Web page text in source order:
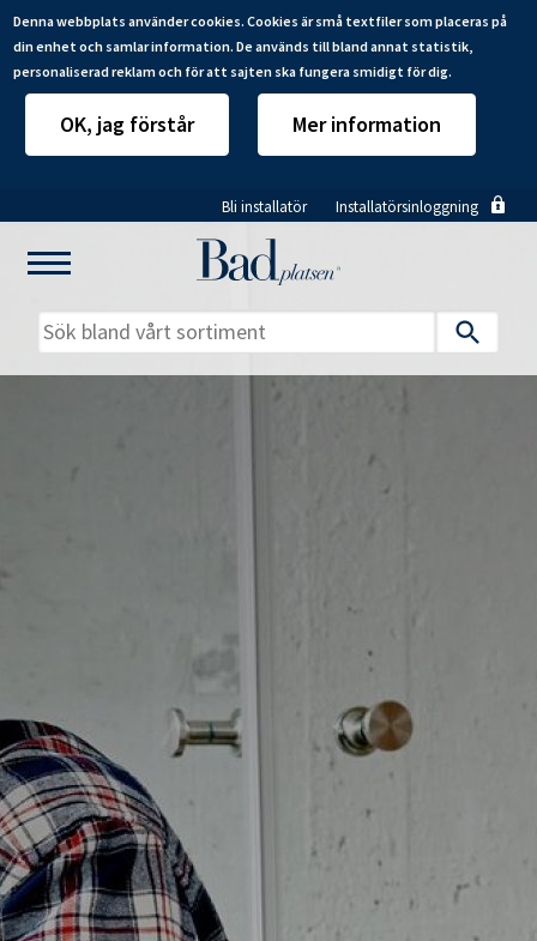
Denna webbplats använder cookies. Cookies är små textfiler som placeras på
din enhet och samlar information. De används till bland annat statistik,
personaliserad reklam och för att sajten ska fungera smidigt för dig.
OK, jag förstår Mer information
till
huvudinnehåll
Bli installatör Installatörsinloggning
Våra varumärken